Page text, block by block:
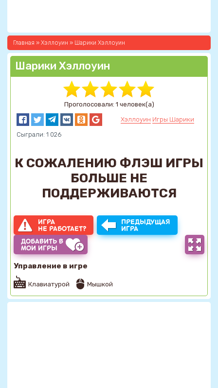
Главная » Хэллоуин » Шарики Хэллоуин
Шарики Хэллоуин
Проголосовали: 1 человек(а)
Хэллоуин Игры Шарики
Сыграли: 1 026
К СОЖАЛЕНИЮ ФЛЭШ ИГРЫ
БОЛЬШЕ НЕ
ПОДДЕРЖИВАЮТСЯ
ИГРА
НЕ РАБОТАЕТ?
ПРЕДЫДУЩАЯ
ИГРА
ДОБАВИТЬ В
МОИ ИГРЫ
Управление в игре
Клавиатурой Мышкой